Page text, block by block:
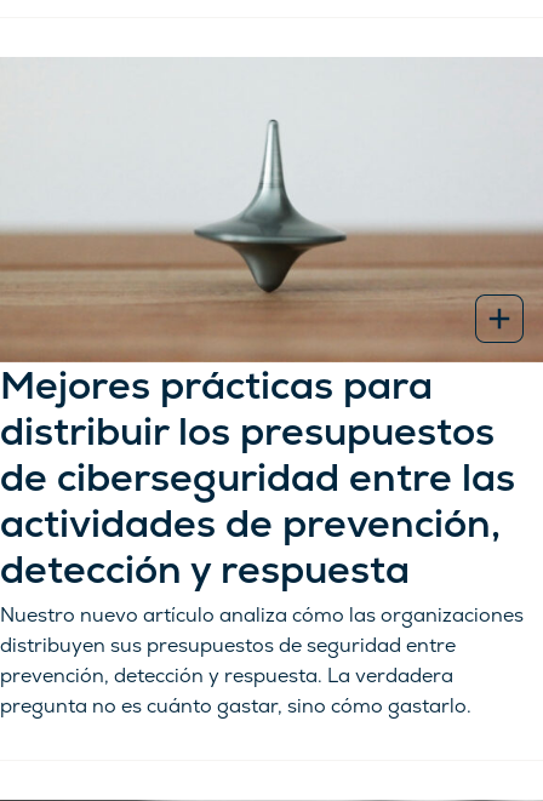
Mejores prácticas para
distribuir los presupuestos
de ciberseguridad entre las
actividades de prevención,
detección y respuesta
Nuestro nuevo artículo analiza cómo las organizaciones
distribuyen sus presupuestos de seguridad entre
prevención, detección y respuesta. La verdadera
pregunta no es cuánto gastar, sino cómo gastarlo.